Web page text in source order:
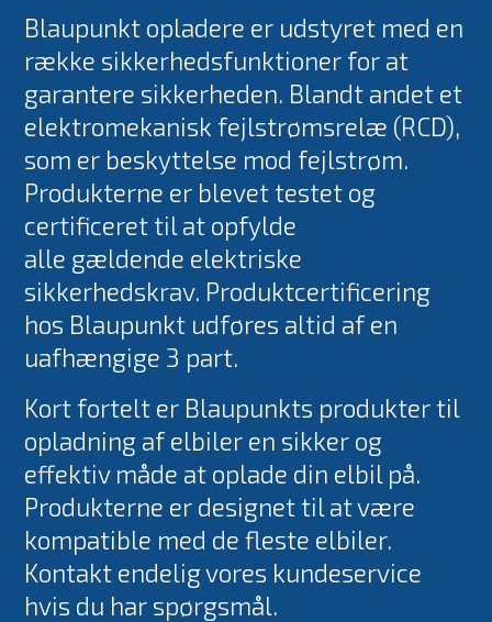
El ladekabler
Tilbehør
Brands
ELL
Andersen Electric
Qlima
Qventi
Enstal
Blaupunkt
Blaupunkt opladere er udstyret med en
række sikkerhedsfunktioner for at
garantere sikkerheden. Blandt andet et
elektromekanisk fejlstrømsrelæ (RCD),
som er beskyttelse mod fejlstrøm.
Produkterne er blevet testet og
certificeret til at opfylde
alle gældende elektriske
sikkerhedskrav. Produktcertificering
hos Blaupunkt udføres altid af en
uafhængige 3 part.
Kort fortelt er Blaupunkts produkter til
opladning af elbiler en sikker og
effektiv måde at oplade din elbil på.
Produkterne er designet til at være
kompatible med de fleste elbiler.
Kontakt endelig vores kundeservice
hvis du har spørgsmål.